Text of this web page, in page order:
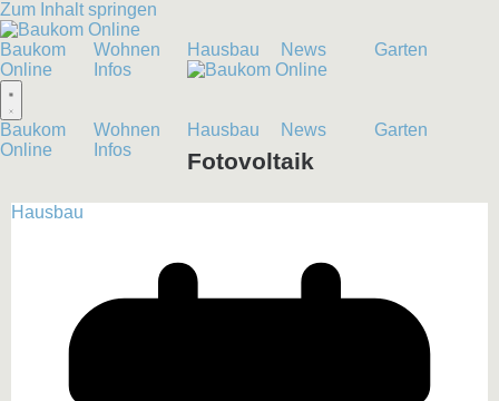
Zum Inhalt springen
Baukom
Online
Wohnen Hausbau News
Garten
Infos
Baukom
Online
Wohnen Hausbau News
Garten
Infos
Fotovoltaik
Hausbau